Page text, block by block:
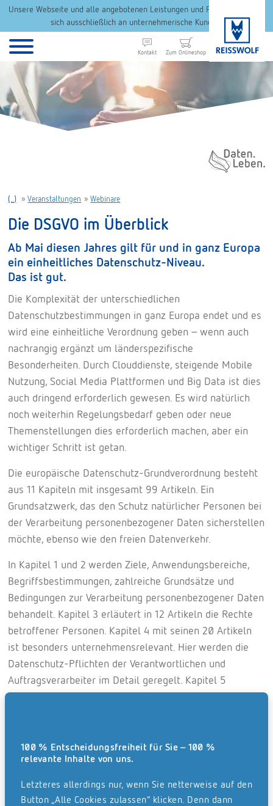
100 % Entscheidungsfreiheit für Sie – 100 %
relevante Inhalte von uns.
Letzteres allerdings nur, wenn Sie netterweise auf den
Button „Alle Cookies zulassen“ klicken. Denn dann
Unsere Webseite und alle angebotenen Leistungen und Produkte richten
sich ausschließlich an unternehmerische Kunden.
Kontakt Zum Onlineshop
Daten. Leben.
(..) »Veranstaltungen »Webinare
Die DSGVO im Überblick
Ab Mai diesen Jahres gilt für und in ganz Europa
ein einheitliches Datenschutz-Niveau.
Das ist gut.
Die Komplexität der unterschiedlichen
Datenschutzbestimmungen in ganz Europa endet und es
wird eine einheitliche Verordnung geben – wenn auch
nachrangig ergänzt um länderspezifische
Besonderheiten. Durch Clouddienste, steigende Mobile
Nutzung, Social Media Plattformen und Big Data ist dies
auch dringend erforderlich gewesen. Es wird natürlich
noch weiterhin Regelungsbedarf geben oder neue
Themenstellungen dies erforderlich machen, aber ein
wichtiger Schritt ist getan.
Die europäische Datenschutz-Grundverordnung besteht
aus 11 Kapiteln mit insgesamt 99 Artikeln. Ein
Grundsatzwerk, das den Schutz natürlicher Personen bei
der Verarbeitung personenbezogener Daten sicherstellen
möchte, ebenso wie den freien Datenverkehr.
In Kapitel 1 und 2 werden Ziele, Anwendungsbereiche,
Begriffsbestimmungen, zahlreiche Grundsätze und
Bedingungen zur Verarbeitung personenbezogener Daten
behandelt. Kapitel 3 erläutert in 12 Artikeln die Rechte
betroffener Personen. Kapitel 4 mit seinen 20 Artikeln
ist besonders unternehmensrelevant. Hier werden die
Datenschutz-Pflichten der Verantwortlichen und
Auftragsverarbeiter im Detail geregelt. Kapitel 5
umfasst 7 Artikel, die die rechtlichen Vorgaben bei der
Unabhängigkeit der Aufsichtsbehörden und in den
Kapiteln 7 bis 11 werden Zusammenarbeit,
Rechtsbehelfe, Besonderheiten und
Schlussbestimmungen behandelt.